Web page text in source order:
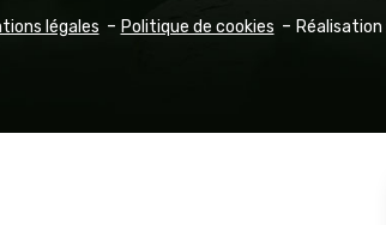
légales Politique de cookies Réalisation